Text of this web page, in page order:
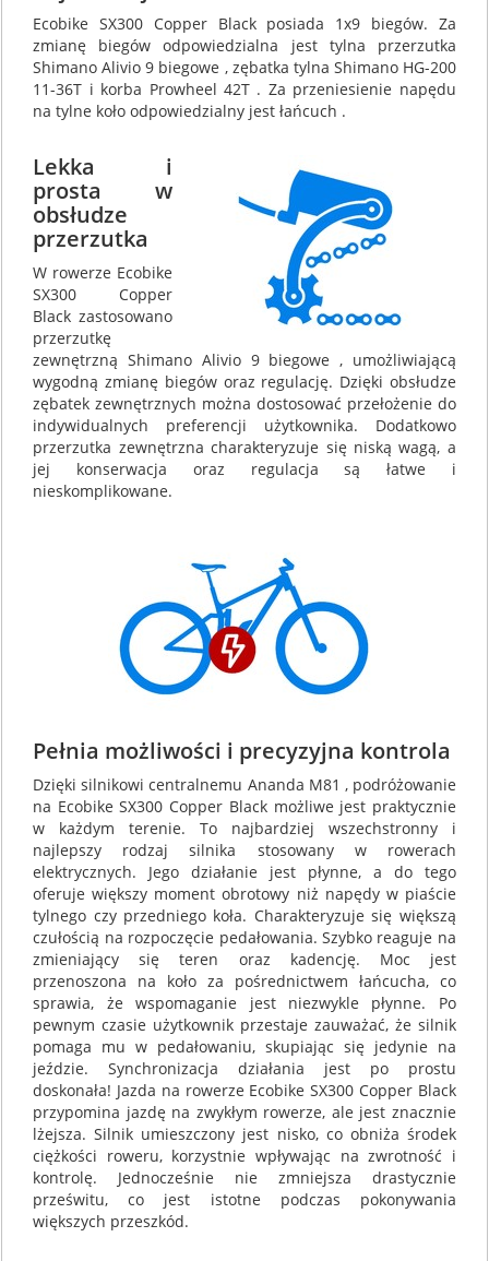
Ecobike SX300 Copper Black posiada 1x9 biegów. Za
zmianę biegów odpowiedzialna jest tylna przerzutka
Shimano Alivio 9 biegowe , zębatka tylna Shimano HG-200
11-36T i korba Prowheel 42T . Za przeniesienie napędu
na tylne koło odpowiedzialny jest łańcuch .
Lekka i
prosta w
obsłudze
przerzutka
W rowerze Ecobike
SX300 Copper
Black zastosowano
przerzutkę
zewnętrzną Shimano Alivio 9 biegowe , umożliwiającą
wygodną zmianę biegów oraz regulację. Dzięki obsłudze
zębatek zewnętrznych można dostosować przełożenie do
indywidualnych preferencji użytkownika. Dodatkowo
przerzutka zewnętrzna charakteryzuje się niską wagą, a
jej konserwacja oraz regulacja są łatwe i
nieskomplikowane.
Pełnia możliwości i precyzyjna kontrola
Dzięki silnikowi centralnemu Ananda M81 , podróżowanie
na Ecobike SX300 Copper Black możliwe jest praktycznie
w każdym terenie. To najbardziej wszechstronny i
najlepszy rodzaj silnika stosowany w rowerach
elektrycznych. Jego działanie jest płynne, a do tego
oferuje większy moment obrotowy niż napędy w piaście
tylnego czy przedniego koła. Charakteryzuje się większą
czułością na rozpoczęcie pedałowania. Szybko reaguje na
zmieniający się teren oraz kadencję. Moc jest
przenoszona na koło za pośrednictwem łańcucha, co
sprawia, że wspomaganie jest niezwykle płynne. Po
pewnym czasie użytkownik przestaje zauważać, że silnik
pomaga mu w pedałowaniu, skupiając się jedynie na
jeździe. Synchronizacja działania jest po prostu
doskonała! Jazda na rowerze Ecobike SX300 Copper Black
przypomina jazdę na zwykłym rowerze, ale jest znacznie
lżejsza. Silnik umieszczony jest nisko, co obniża środek
ciężkości roweru, korzystnie wpływając na zwrotność i
kontrolę. Jednocześnie nie zmniejsza drastycznie
prześwitu, co jest istotne podczas pokonywania
większych przeszkód.